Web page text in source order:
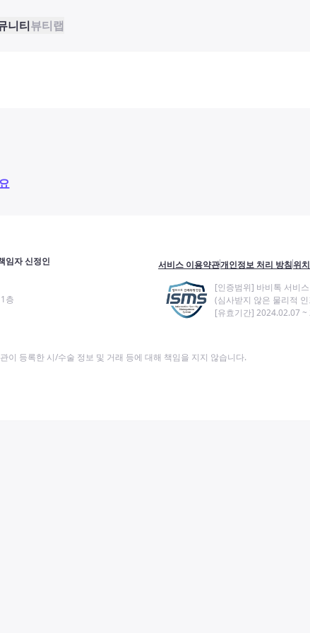
니티뷰티랩
임자 신정인
층
서비스 이용약관개인정보 처리 방침위
[인증범위] 바비톡 서비
(심사받지 않은 물리적
[유효기간] 2024.02.07 ~
이 등록한 시/수술 정보 및 거래 등에 대해 책임을 지지 않습니다.